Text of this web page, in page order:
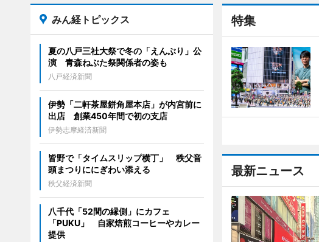
特集
最新ニュース
みん経トピックス
夏の八戸三社大祭で冬の「えんぶり」公
演 青森ねぶた祭関係者の姿も
八戸経済新聞
伊勢「二軒茶屋餅角屋本店」が内宮前に
出店 創業450年間で初の支店
伊勢志摩経済新聞
皆野で「タイムスリップ横丁」 秩父音
頭まつりににぎわい添える
秩父経済新聞
八千代「52間の縁側」にカフェ
「PUKU」 自家焙煎コーヒーやカレー
提供